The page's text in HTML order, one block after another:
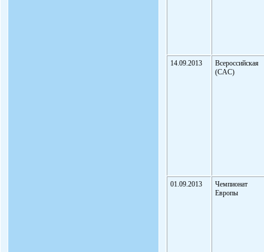
14.09.2013
Всероссийская
(CAC)
01.09.2013
Чемпионат
Европы